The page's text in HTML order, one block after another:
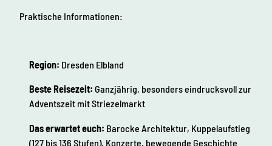
Praktische Informationen:
Region: Dresden Elbland
Beste Reisezeit: Ganzjährig, besonders eindrucksvoll zur
Adventszeit mit Striezelmarkt
Das erwartet euch: Barocke Architektur, Kuppelaufstieg
(127 bis 136 Stufen), Konzerte, bewegende Geschichte